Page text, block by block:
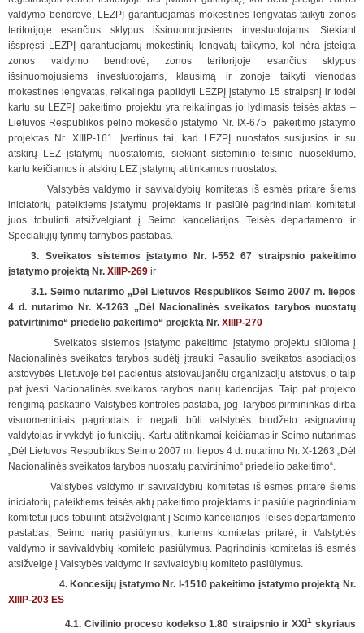
valdymo bendrovė, LEZPĮ garantuojamas mokestines lengvatas taikyti zonos
teritorijoje esančius sklypus išsinuomojusiems investuotojams. Siekiant
išspręsti LEZPĮ garantuojamų mokestinių lengvatų taikymo, kol nėra įsteigta
zonos valdymo bendrovė, zonos teritorijoje esančius sklypus
išsinuomojusiems investuotojams, klausimą ir zonoje taikyti vienodas
mokestines lengvatas, reikalinga papildyti LEZPĮ įstatymo 15 straipsnį ir todėl
kartu su LEZPĮ pakeitimo projektu yra reikalingas jo lydimasis teisės aktas –
Lietuvos Respublikos pelno mokesčio įstatymo Nr. IX-675 pakeitimo įstatymo
projektas Nr. XIIIP-161. Įvertinus tai, kad LEZPĮ nuostatos susijusios ir su
atskirų LEZ įstatymų nuostatomis, siekiant sisteminio teisinio nuoseklumo,
kartu keičiamos ir atskirų LEZ įstatymų atitinkamos nuostatos.
Valstybės valdymo ir savivaldybių komitetas iš esmės pritarė šiems
iniciatorių pateiktiems įstatymų projektams ir pasiūlė pagrindiniam komitetui
juos tobulinti atsižvelgiant į Seimo kanceliarijos Teisės departamento ir
Specialiųjų tyrimų tarnybos pastabas.
3. Sveikatos sistemos įstatymo Nr. I-552 67 straipsnio pakeitimo
įstatymo projektą Nr. XIIIP-269 ir
3.1. Seimo nutarimo „Dėl Lietuvos Respublikos Seimo 2007 m. liepos
4 d. nutarimo Nr. X-1263 „Dėl Nacionalinės sveikatos tarybos nuostatų
patvirtinimo“ priedėlio pakeitimo“ projektą Nr. XIIIP-270
Sveikatos sistemos įstatymo pakeitimo įstatymo projektu siūloma į
Nacionalinės sveikatos tarybos sudėtį įtraukti Pasaulio sveikatos asociacijos
atstovybės Lietuvoje bei pacientus atstovaujančių organizacijų atstovus, o taip
pat įvesti Nacionalinės sveikatos tarybos narių kadencijas. Taip pat projekto
rengimą paskatino Valstybės kontrolės pastaba, jog Tarybos pirmininkas dirba
visuomeniniais pagrindais ir negali būti valstybės biudžeto asignavimų
valdytojas ir vykdyti jo funkcijų. Kartu atitinkamai keičiamas ir Seimo nutarimas
„Dėl Lietuvos Respublikos Seimo 2007 m. liepos 4 d. nutarimo Nr. X-1263 „Dėl
Nacionalinės sveikatos tarybos nuostatų patvirtinimo“ priedėlio pakeitimo“.
Valstybės valdymo ir savivaldybių komitetas iš esmės pritarė šiems
iniciatorių pateiktiems teisės aktų pakeitimo projektams ir pasiūlė pagrindiniam
komitetui juos tobulinti atsižvelgiant į Seimo kanceliarijos Teisės departamento
pastabas, Seimo narių pasiūlymus, kuriems komitetas pritarė, ir Valstybės
valdymo ir savivaldybių komiteto pasiūlymus. Pagrindinis komitetas iš esmės
atsižvelgė į Valstybės valdymo ir savivaldybių komiteto pasiūlymus.
4. Koncesijų įstatymo Nr. I-1510 pakeitimo įstatymo projektą Nr.
XIIIP-203 ES
4.1. Civilinio proceso kodekso 1.80 straipsnio ir XXI 1skyriaus